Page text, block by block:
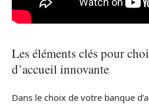
Les éléments clés pour
d’accueil innovante
Dans le choix de votre banque